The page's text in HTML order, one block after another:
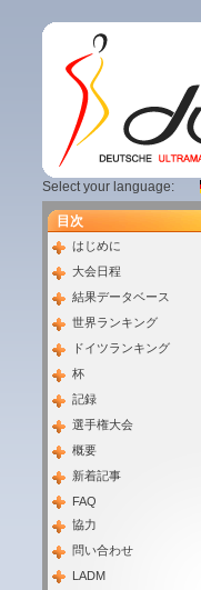
Select your language:
目次
はじめに
大会日程
結果データベース
世界ランキング
ドイツランキング
杯
記録
選手権大会
概要
新着記事
FAQ
協力
問い合わせ
LADM